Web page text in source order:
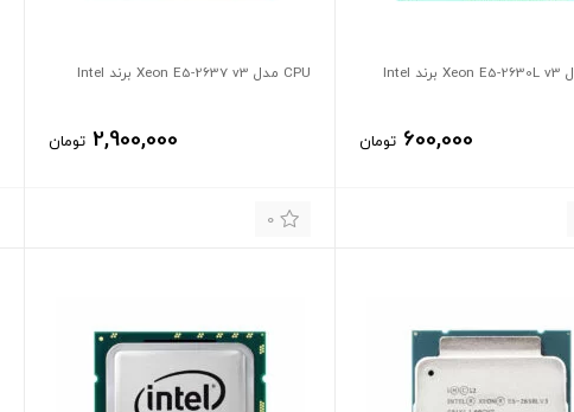
600,000 تومان
CPU مدل Xeon E5-2637 v3 برند Intel
0
2,900,000 تومان